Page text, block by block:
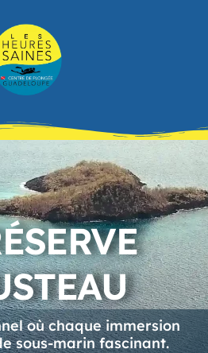
où chaque immersion
sous-marin fascinant.